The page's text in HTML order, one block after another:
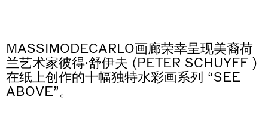
MASSIMODECARLO画廊荣幸呈现美裔荷
兰艺术家彼得·舒伊夫 (PETER SCHUYFF )
在纸上创作的十幅独特水彩画系列 “SEE
ABOVE”。